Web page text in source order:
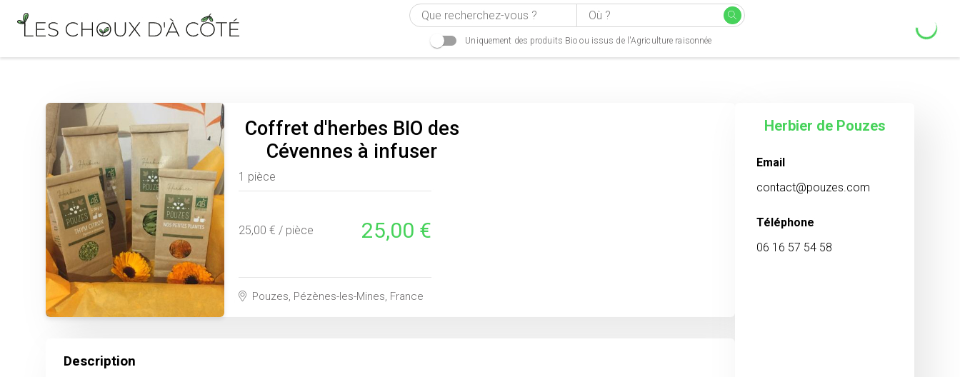
Uniquement des produits Bio ou issus de l'Agriculture raisonnée
Coffret d'herbes BIO des
Cévennes à infuser
1 pièce
25,00 € / pièce 25,00 €
Pouzes, Pézènes-les-Mines, France
Description
Herbier de Pouzes
Email
contact@pouzes.com
Téléphone
06 16 57 54 58